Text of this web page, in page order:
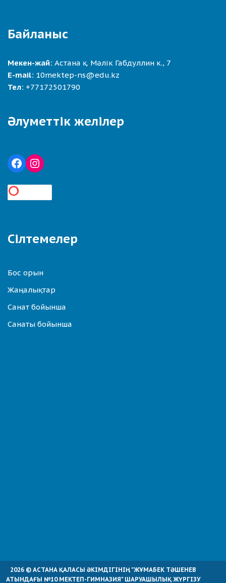
Байланыс
Мекен-жай: Астана қ. Мәлік Габдуллин к., 7
E-mail: 10mektep-ns@edu.kz
Тел: +77172501790
Әлуметтік желілер
Сілтемелер
Бос орын
Жаңалықтар
Санат бойынша
Санаты бойынша
2026 © АСТАНА ҚАЛАСЫ ӘКІМДІГІНІҢ "ЖҰМАБЕК ТӘШЕНЕВ
АТЫНДАҒЫ №10 МЕКТЕП-ГИМНАЗИЯ" ШАРУАШЫЛЫҚ ЖҮРГІЗУ